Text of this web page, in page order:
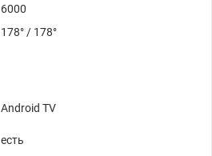
6000
178° / 178°
Android TV
есть